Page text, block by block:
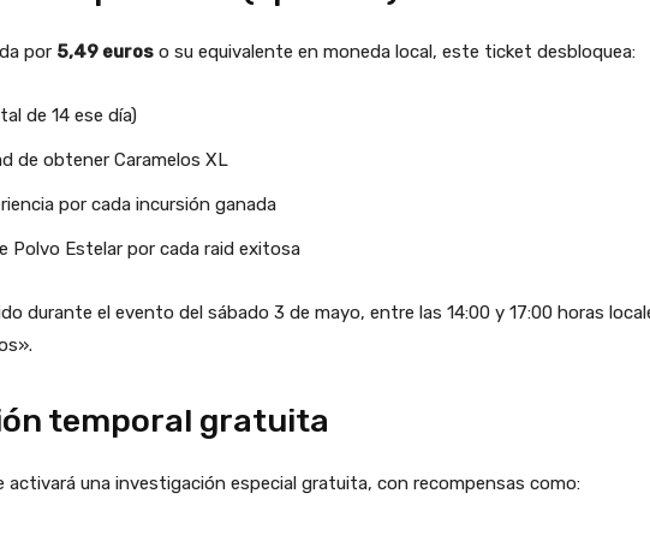
por 5,49 euros o su equivalente en moneda local, este ticket desbloquea:
de 14 ese día)
de obtener Caramelos XL
por cada incursión ganada
Polvo Estelar por cada raid exitosa
durante el evento del sábado 3 de mayo, entre las 14:00 y 17:00 horas
temporal gratuita
activará una investigación especial gratuita, con recompensas como: